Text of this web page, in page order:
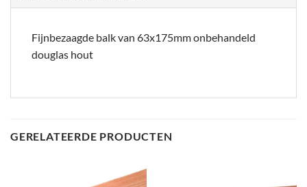
Fijnbezaagde balk van 63x175mm onbehandeld
douglas hout
GERELATEERDE PRODUCTEN